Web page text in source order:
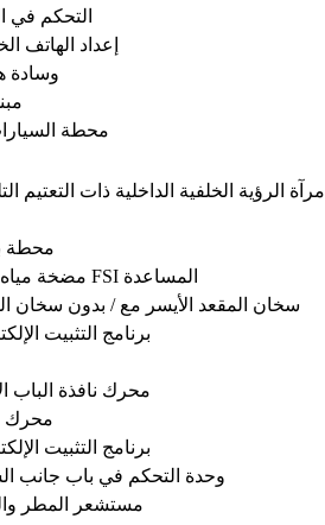
التحكم في
إعداد الهاتف
وسادة
محطة السيارات
مرآة الرؤية الخلفية الداخلية ذات التعتيم
محطة
3.2L مضخة مياه FSI المساعدة
سخان المقعد الأيسر مع / بدون سخان
برنامج التثبيت
محرك نافذة الباب
محرك
برنامج التثبيت
وحدة التحكم في باب جانب
مستشعر المطر